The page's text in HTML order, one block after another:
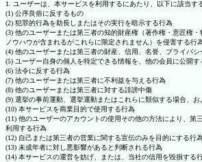
1. ユーザーは、本サービスを利用するにあたり、以下に該当す
(1) 公序良俗に反するもの
(2) 犯罪的行為を助長しまたはその実行を暗示する行為
(3) 他のユーザーまたは第三者の知的財産権（著作権・意匠権・
ノウハウが含まれるがこれらに限定されません）を侵害する行
(4) 他のユーザーまたは第三者の財産、信用、名誉、プライバ
(5) ユーザー自身の個人を特定できる情報を、他の会員に公開す
(6) 法令に反する行為
(7) 他のユーザーまたは第三者に不利益を与える行為
(8) 他のユーザーまたは第三者に対する誹謗中傷
(9) 選挙の事前運動、選挙運動またはこれらに類似する場合、
(10) 本サービスを商業目的で使用する行為
(11) 他のユーザーのアカウントの使用その他の方法により、第
利用する行為
(12) 自己または第三者の営業に関する宣伝のみを目的にする行
(13) 未成年者に対し悪影響があると判断される行為
(14) 本サービスの運営を妨げ、または、当社の信用を毀損する